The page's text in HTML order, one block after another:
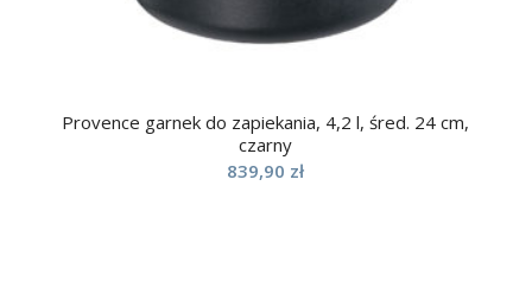
Provence garnek do zapiekania, 4,2 l, śred. 24 cm,
czarny
839,90 zł